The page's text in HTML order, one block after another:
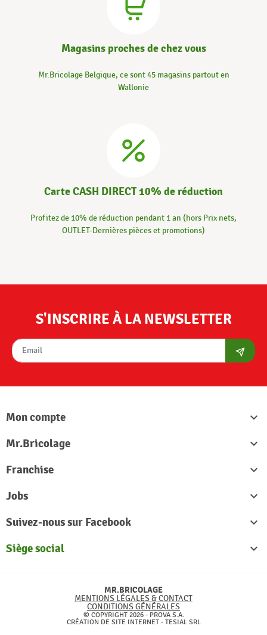
Magasins proches de chez vous
Mr.Bricolage Belgique, ce sont 45 magasins partout en
Wallonie
Carte CASH DIRECT 10% de réduction
Profitez de 10% de réduction pendant 1 an (hors Prix nets,
OUTLET-Dernières pièces et promotions)
S'INSCRIRE À LA NEWSLETTER
Mon compte

Mr.Bricolage

Franchise

Jobs

Suivez-nous sur Facebook

Siège social

MR.BRICOLAGE
MENTIONS LÉGALES & CONTACT
CONDITIONS GÉNÉRALES
© COPYRIGHT 2026 - PROVA S.A.
CRÉATION DE SITE INTERNET - TESIAL SRL